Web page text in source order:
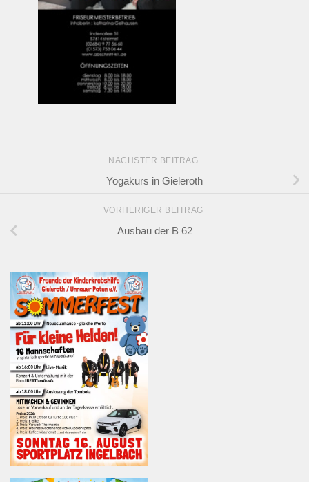
NÄCHSTER BEITRAG
Yogakurs in Gieleroth
VORHERIGER BEITRAG
Ausbau der B 62